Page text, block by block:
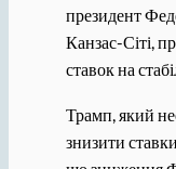
президент
Канзас-Сіті,
ставок на
Трамп, який
знизити